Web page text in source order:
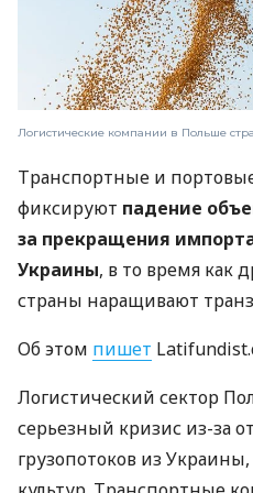
Логистические компании в Польше
Транспортные и
фиксируют падение
за прекращения
Украины, в то время как
страны наращивают
Об этом пишет
Логистический сектор
серьезный кризис из-за
грузопотоков из